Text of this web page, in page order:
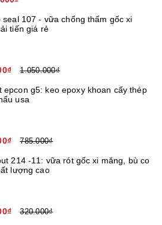
seal 107 - vữa chống thấm gốc xi
tiến giá rẻ
1.050.000₫
epcon g5: keo epoxy khoan cấy thép
usa
785.000₫
214 -11: vữa rót gốc xi măng, bù co
lượng cao
320.000₫